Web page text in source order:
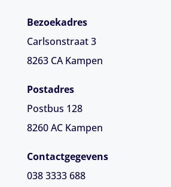
Bezoekadres
Carlsonstraat 3
8263 CA Kampen
Postadres
Postbus 128
8260 AC Kampen
Contactgegevens
038 3333 688